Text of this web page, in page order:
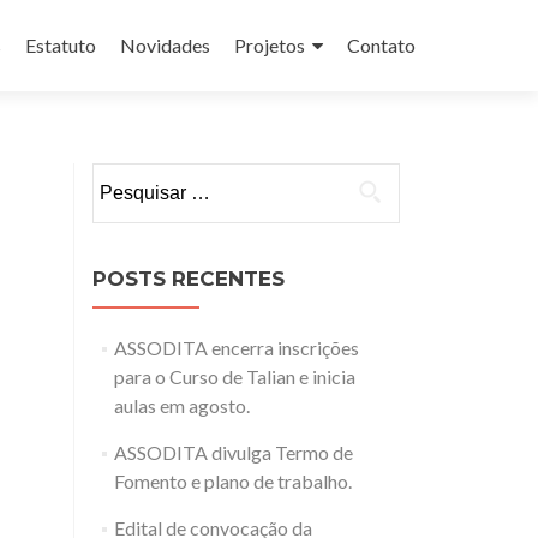
Estatuto Novidades Projetos Contato
por:
POSTS RECENTES
ASSODITA encerra inscrições
para o Curso de Talian e inicia
aulas em agosto.
ASSODITA divulga Termo de
Fomento e plano de trabalho.
Edital de convocação da